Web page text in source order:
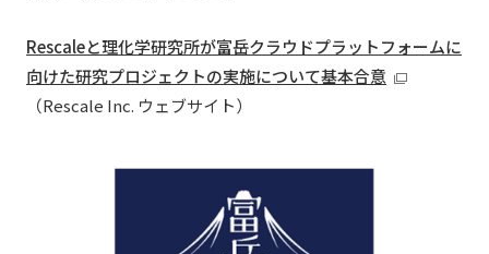
Rescaleと理化学研究所が富岳クラウドプラットフォームに
向けた研究プロジェクトの実施について基本合意
（Rescale Inc. ウェブサイト）